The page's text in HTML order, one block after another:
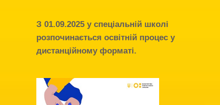
З 01.09.2025 у спеціальній школі
розпочинається освітній процес у
дистанційному форматі.